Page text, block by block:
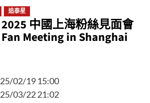
追泰星
中國上海粉絲見面會
Meeting in Shanghai
02/19 15:00
03/22 21:02